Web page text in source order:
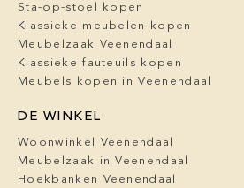
Sta-op-stoel kopen
Klassieke meubelen kopen
Meubelzaak Veenendaal
Klassieke fauteuils kopen
Meubels kopen in Veenendaal
DE WINKEL
Woonwinkel Veenendaal
Meubelzaak in Veenendaal
Hoekbanken Veenendaal